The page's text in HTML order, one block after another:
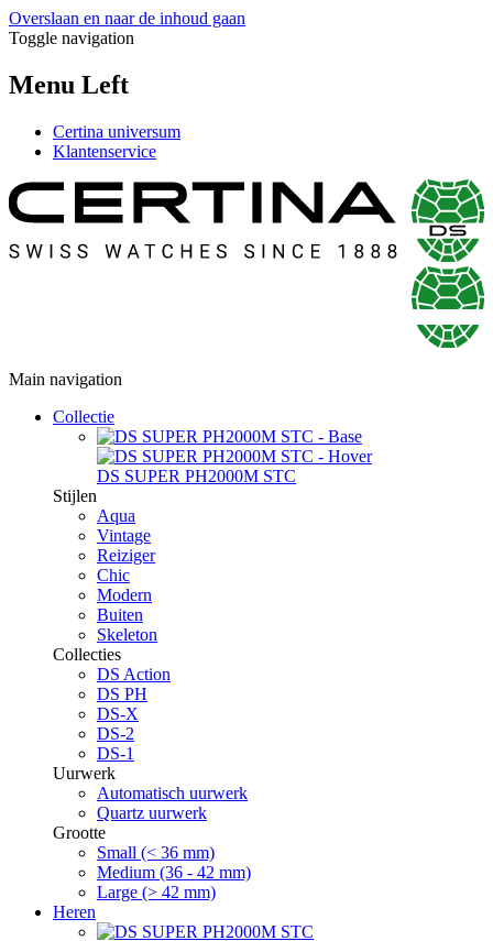
Overslaan en naar de inhoud gaan
Toggle navigation
Menu Left
Certina universum
Klantenservice
Main navigation
Collectie
DS SUPER PH2000M STC
Stijlen
Aqua
Vintage
Reiziger
Chic
Modern
Buiten
Skeleton
Collecties
DS Action
DS PH
DS-X
DS-2
DS-1
Uurwerk
Automatisch uurwerk
Quartz uurwerk
Grootte
Small (< 36 mm)
Medium (36 - 42 mm)
Large (> 42 mm)
Heren